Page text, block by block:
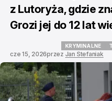
z Lutoryża, gdzie
Grozi jej do 12 lat
KRYMINALNE
cze 15, 2026przez Jan Stefaniak